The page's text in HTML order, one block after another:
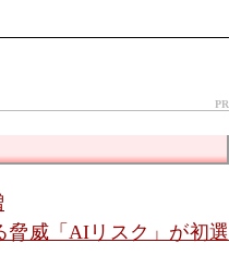
PR
脅威「AIリスク」が初選